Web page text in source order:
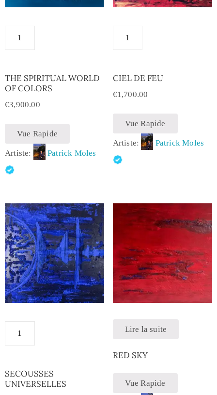
THE SPIRITUAL WORLD
OF COLORS
€3,900.00
Vue Rapide
Artiste: Patrick Moles
CIEL DE FEU
€1,700.00
Vue Rapide
Artiste: Patrick Moles
SECOUSSES
UNIVERSELLES
Lire la suite
RED SKY
Vue Rapide